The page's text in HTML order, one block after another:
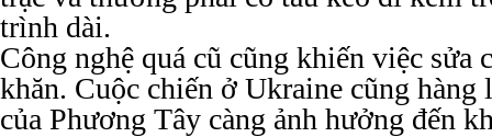
trình dài.
Công nghệ quá cũ cũng khiến việc sửa
khăn. Cuộc chiến ở Ukraine cũng hàng
của Phương Tây càng ảnh hưởng đến